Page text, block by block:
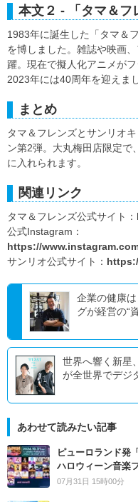
本文２ - 「タマ＆フ
1983年に誕生した「タマ＆
を博しました。雑誌や映画
躍。現在で擬人化アニメが
2023年には40周年を迎えまし
まとめ
タマ＆フレンズとサンリオ
ン第2弾。大丸梅田店限定
に入れられます。
関連リンク
タマ＆フレンズ公式サイト：
公式Instagram：
https://
サンリオ公式サイト：
企業の健康
グが経営の“
世界へ響く新星
が全世界でデジ
あわせて読みたい記事
ピューロランド発
ハロウィーン音楽
07月31日 15時00分